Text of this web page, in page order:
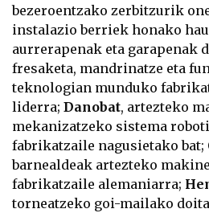
bezeroentzako zerbitzurik
instalazio berriek honako
aurrerapenak eta garapenak
fresaketa, mandrinatze eta
teknologian munduko
liderra; Danobat, artezteko
mekanizatzeko sistema
fabrikatzaile nagusietako bat;
barnealdeak artezteko
fabrikatzaile alemaniarra;
torneatzeko goi-mailako